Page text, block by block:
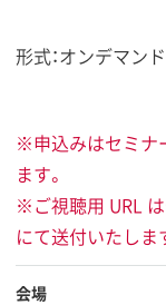
形式：オンデマン
※申込みはセミナ
ます。
※ご視聴用 URL は
にて送付いたしま
会場